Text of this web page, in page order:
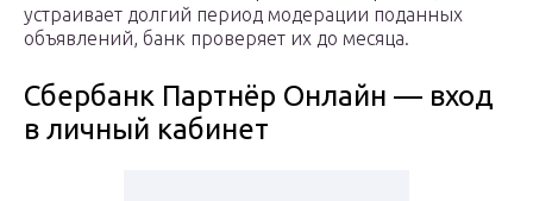
устраивает долгий период модерации поданных
объявлений, банк проверяет их до месяца.
Сбербанк Партнёр Онлайн — вход
в личный кабинет